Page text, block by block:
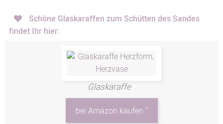
Schöne Glaskaraffen zum Schütten des Sandes
findet Ihr hier:
Glaskaraffe
bei Amazon kaufen *